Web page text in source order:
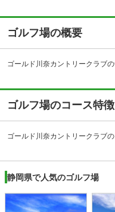
ゴルフ場の概要
ゴルフ場のコース特徴
静岡県で人気のゴルフ場